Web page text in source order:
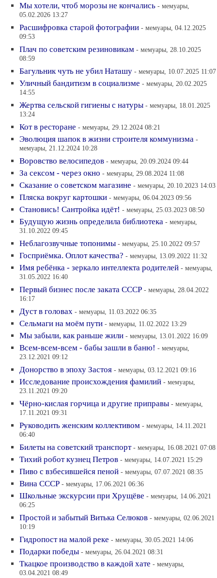
Мы хотели, чтоб морозы не кончались - мемуары,
05.02.2026 13:27
Расшифровка старой фотографии - мемуары, 04.12.2025
09:53
Плач по советским резиновикам - мемуары, 28.10.2025
08:59
Багульник чуть не убил Наташу - мемуары, 10.07.2025 11:07
Уличный бандитизм в социализме - мемуары, 20.02.2025
14:55
Жертва сельской гигиены с натуры - мемуары, 18.01.2025
13:24
Кот в ресторане - мемуары, 29.12.2024 08:21
Эволюция шапок в жизни строителя коммунизма -
мемуары, 21.12.2024 10:28
Воровство велосипедов - мемуары, 20.09.2024 09:44
За сексом - через окно - мемуары, 29.08.2024 11:08
Сказание о советском магазине - мемуары, 20.10.2023 14:03
Пляска вокруг картошки - мемуары, 06.04.2023 09:56
Становись! Сантройка идёт! - мемуары, 25.03.2023 08:50
Будущую жизнь определила библиотека - мемуары,
31.10.2022 09:45
Неблагозвучные топонимы - мемуары, 25.10.2022 09:57
Госприёмка. Оплот качества? - мемуары, 13.09.2022 11:32
Имя ребёнка - зеркало интеллекта родителей - мемуары,
31.05.2022 16:40
Первый бизнес после заката СССР - мемуары, 28.04.2022
16:17
Дуст в головах - мемуары, 11.03.2022 06:35
Сельмаги на моём пути - мемуары, 11.02.2022 13:29
Мы забыли, как раньше жили - мемуары, 13.01.2022 16:09
Всем-всем-всем - бабы зашли в баню! - мемуары,
23.12.2021 09:12
Донорство в эпоху Застоя - мемуары, 03.12.2021 09:16
Исследование происхождения фамилий - мемуары,
23.11.2021 09:20
Чёрно-кислая горчица и другие приправы - мемуары,
17.11.2021 09:31
Руководить женским коллективом - мемуары, 14.11.2021
06:40
Билеты на советский транспорт - мемуары, 16.08.2021 07:08
Тихий робот кузнец Петров - мемуары, 14.07.2021 15:29
Пиво с взбесившейся пеной - мемуары, 07.07.2021 08:35
Вина СССР - мемуары, 17.06.2021 06:36
Школьные экскурсии при Хрущёве - мемуары, 14.06.2021
06:25
Простой и забытый Витька Селюков - мемуары, 02.06.2021
10:19
Гидропост на малой реке - мемуары, 30.05.2021 14:06
Подарки победы - мемуары, 26.04.2021 08:31
Ткацкое производство в каждой хате - мемуары,
03.04.2021 08:49